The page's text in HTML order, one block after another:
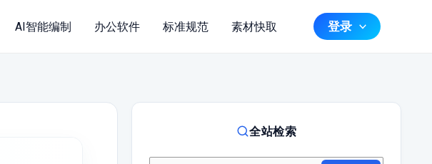
AI智能编制 办公软件 标准规范 素材快取 登录
全站检索